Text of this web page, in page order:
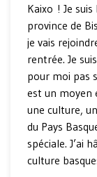
Kaixo ! Je
province de
je vais
rentrée. Je
pour moi pas
est un moyen
une culture,
du Pays
spéciale. J’ai
culture